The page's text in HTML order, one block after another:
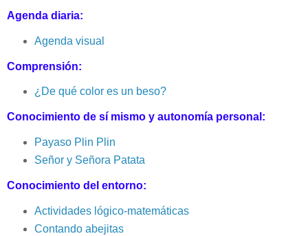
Agenda diaria:
Agenda visual
Comprensión:
¿De qué color es un beso?
Conocimiento de sí mismo y autonomía personal:
Payaso Plin Plin
Señor y Señora Patata
Conocimiento del entorno:
Actividades lógico-matemáticas
Contando abejitas